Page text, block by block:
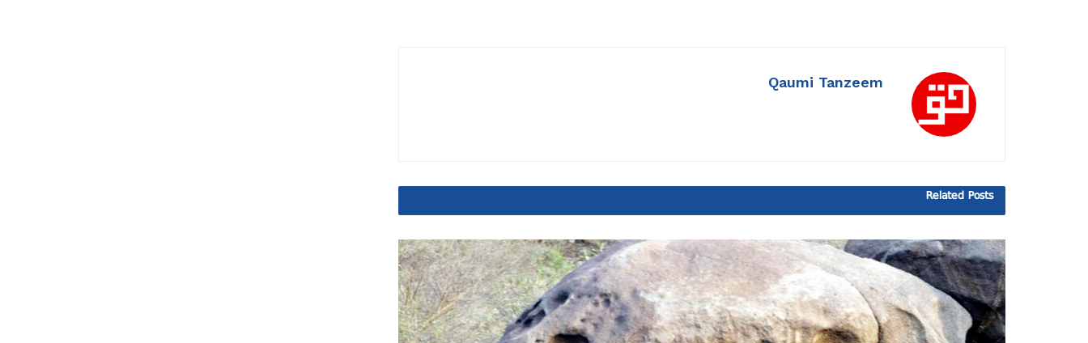
Qaumi Tanzeem
Related Posts